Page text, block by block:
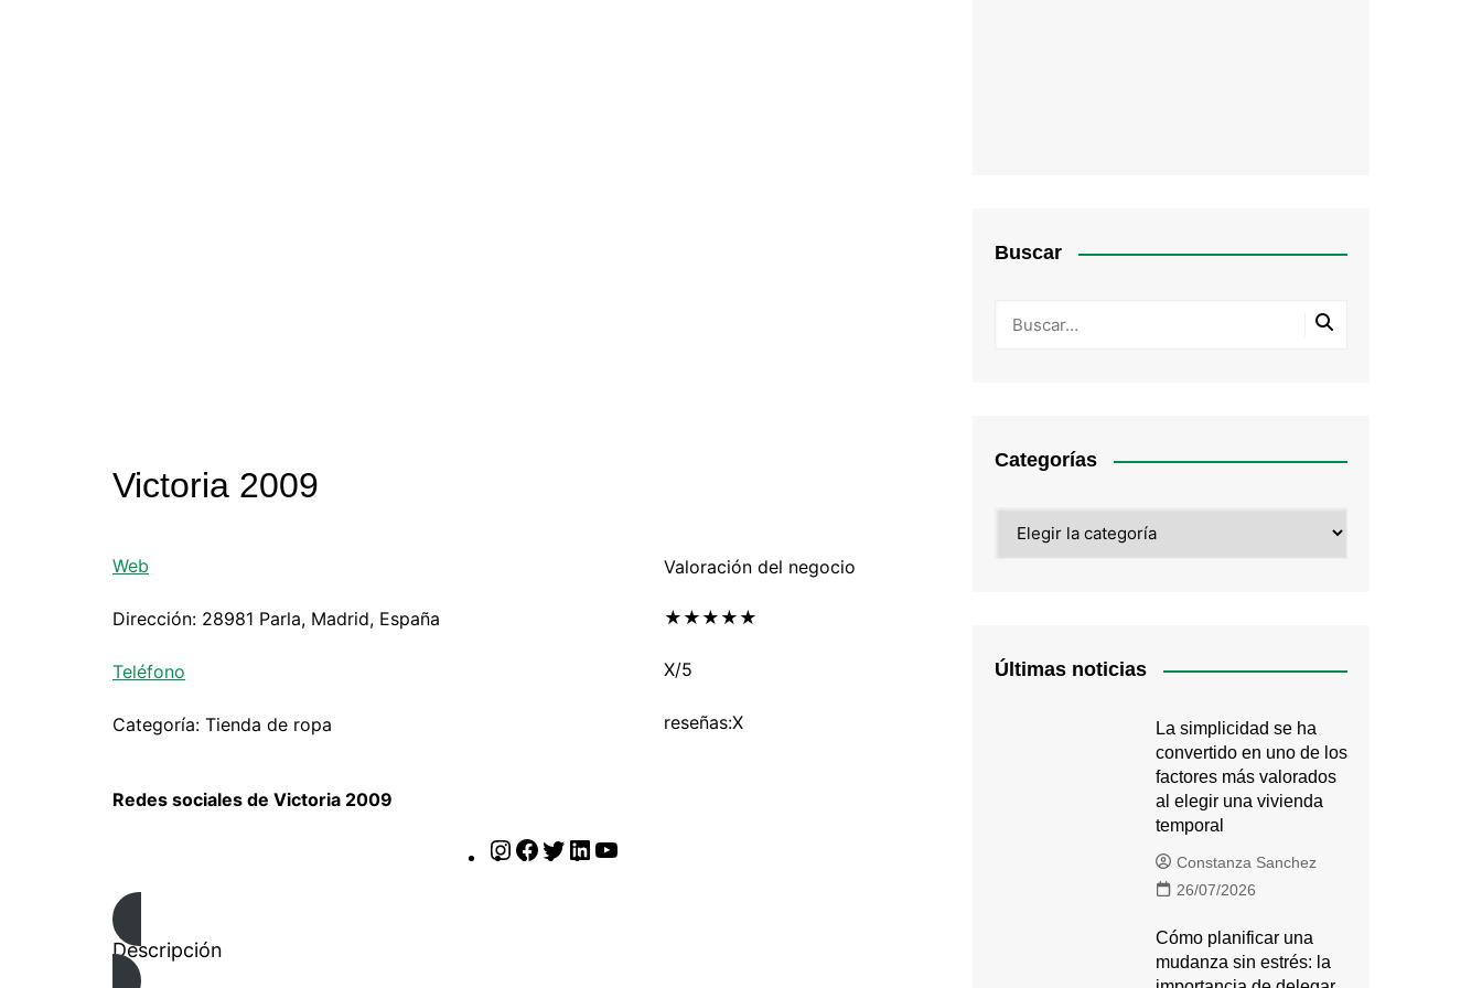
Victoria 2009
Web
Dirección: 28981 Parla, Madrid, España
Teléfono
Categoría: Tienda de ropa
Valoración del negocio
★ ★ ★ ★ ★
X/5
reseñas:X
Redes sociales de Victoria 2009
https://www.instagram.com/parlahoynews/
https://www.facebook.com/parlahoynews/
https://twitter.com/parlahoynews
https://www.linkedin.com/company/parla-
Descripción
Buscar
Categorías
Últimas noticias
La simplicidad se ha
convertido en uno de los
factores más valorados
al elegir una vivienda
temporal
Constanza Sanchez
26/07/2026
Cómo planificar una
mudanza sin estrés: la